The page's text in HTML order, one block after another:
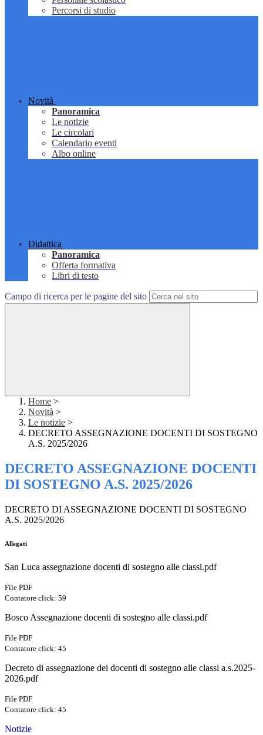
Percorsi di studio
Novità
Panoramica
Le notizie
Le circolari
Calendario eventi
Albo online
Didattica
Panoramica
Offerta formativa
Libri di testo
Campo di ricerca per le pagine del sito
Home >
Novità >
Le notizie >
DECRETO ASSEGNAZIONE DOCENTI DI SOSTEGNO
A.S. 2025/2026
DECRETO ASSEGNAZIONE DOCENTI
DI SOSTEGNO A.S. 2025/2026
DECRETO DI ASSEGNAZIONE DOCENTI DI SOSTEGNO
A.S. 2025/2026
Allegati
San Luca assegnazione docenti di sostegno alle classi.pdf
File PDF
Contatore click: 59
Bosco Assegnazione docenti di sostegno alle classi.pdf
File PDF
Contatore click: 45
Decreto di assegnazione dei docenti di sostegno alle classi a.s.2025-
2026.pdf
File PDF
Contatore click: 45
Notizie